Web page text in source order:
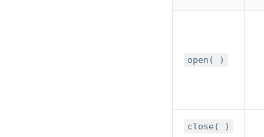
open( )
close( )